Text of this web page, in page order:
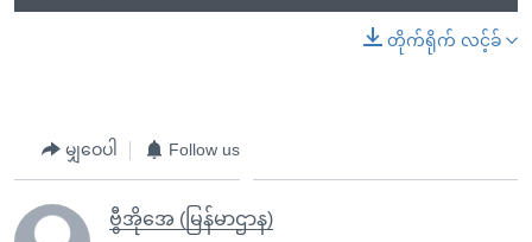
တိုက်ရိုက် လင့်ခ်
မျှဝေပါ Follow us
ဗွီအိုအေ (မြန်မာဌာန)